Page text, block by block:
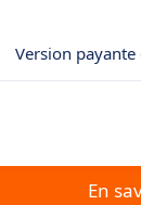
Version payante
En